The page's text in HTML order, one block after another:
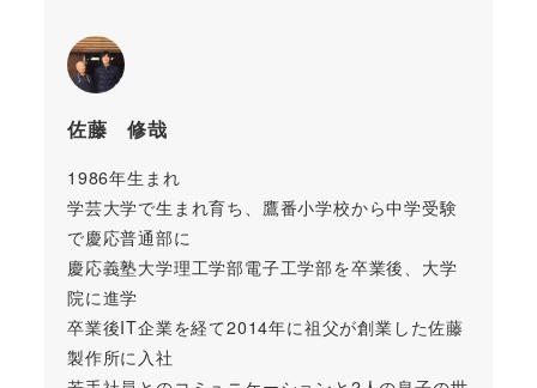
佐藤 修哉
1986年生まれ
学芸大学で生まれ育ち、鷹番小学校から中学受験
で慶応普通部に
慶応義塾大学理工学部電子工学部を卒業後、大学
院に進学
卒業後IT企業を経て2014年に祖父が創業した佐藤
製作所に入社